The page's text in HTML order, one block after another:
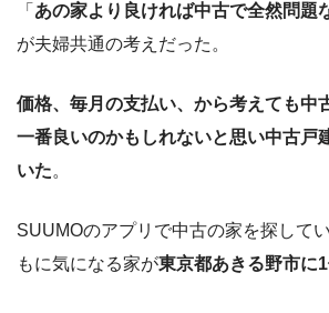
「 あの家より良ければ中古で全然問題
が夫婦共通の考えだった。
価格、毎月の支払い、から考えても中
一番良いのかもしれないと思い中古戸
いた。
SUUMOのアプリで中古の家を探して
もに気になる家が東京都あきる野市に